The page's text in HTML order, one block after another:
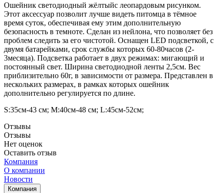
Ошейник светодиодный жёлтыйс леопардовым рисунком.
Этот аксессуар позволит лучше видеть питомца в тёмное
время суток, обеспечивая ему этим дополнительную
безопасность в темноте. Сделан из нейлона, что позволяет без
проблем следить за его чистотой. Оснащен LED подсветкой, с
двумя батарейками, срок службы которых 60-80часов (2-
3месяца). Подсветка работает в двух режимах: мигающий и
постоянный свет. Ширина светодиодной ленты 2,5см. Вес
приблизительно 60г, в зависимости от размера. Представлен в
нескольких размерах, в рамках которых ошейник
дополнительно регулируется по длине.
S:35см-43 см; М:40см-48 см; L:45см-52см;
Отзывы
Отзывы
Нет оценок
Оставить отзыв
Компания
О компании
Новости
Компания